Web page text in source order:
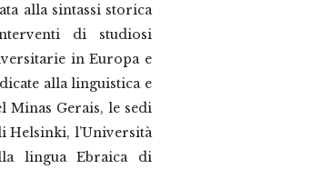
alla sintassi storica
di studiosi
in Europa e
alla linguistica e
Minas Gerais, le sedi
Helsinki, l’Università
lingua Ebraica di